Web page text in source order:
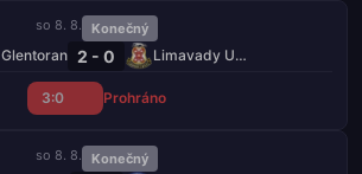
so 8. 8. Konečný
Glentoran 2 - 0 Limavady United
3:0 Prohráno
so 8. 8. Konečný